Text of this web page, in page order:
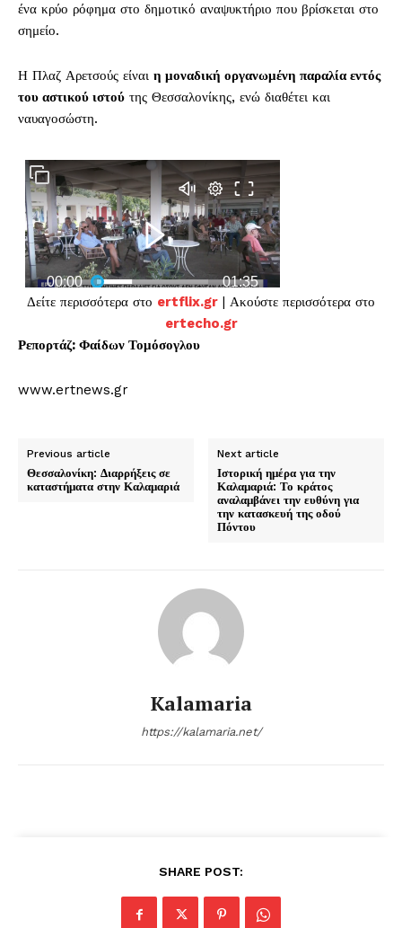
ένα κρύο ρόφημα στο δημοτικό αναψυκτήριο που βρίσκεται στο
σημείο.
Η Πλαζ Αρετσούς είναι η μοναδική οργανωμένη παραλία εντός
του αστικού ιστού της Θεσσαλονίκης, ενώ διαθέτει και
ναυαγοσώστη.
Δείτε περισσότερα στο ertflix.gr | Ακούστε περισσότερα στο
ertecho.gr
Ρεπορτάζ: Φαίδων Τομόσογλου
www.ertnews.gr
Previous article
Θεσσαλονίκη: Διαρρήξεις σε
καταστήματα στην Καλαμαριά
Next article
Ιστορική ημέρα για την
Καλαμαριά: Το κράτος
αναλαμβάνει την ευθύνη για
την κατασκευή της οδού
Πόντου
Kalamaria
https://kalamaria.net/
SHARE POST: